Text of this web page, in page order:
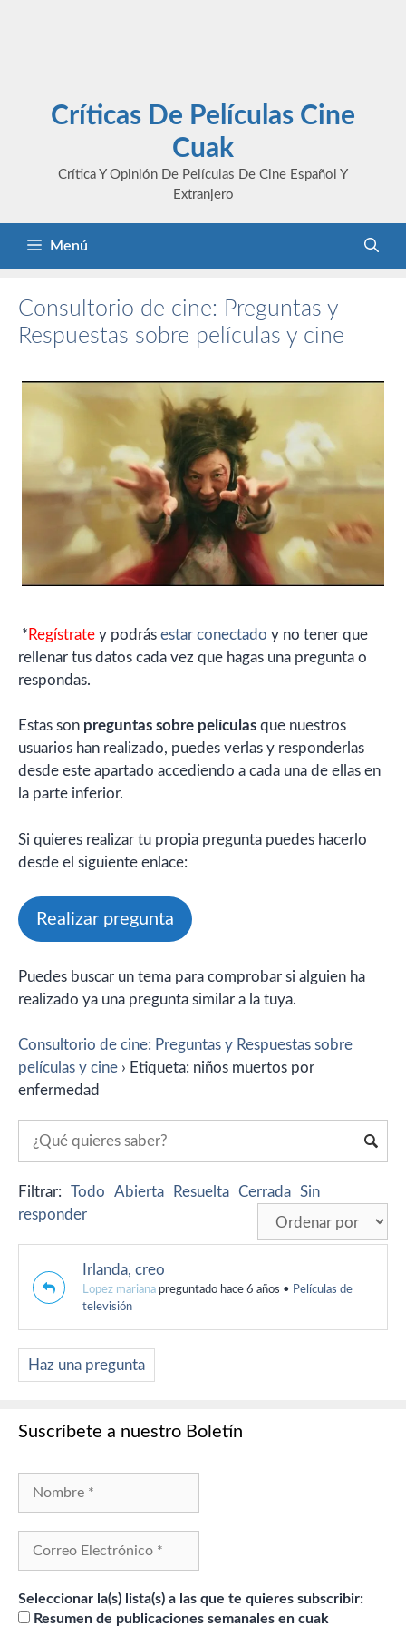
Críticas De Películas Cine
Cuak
Crítica Y Opinión De Películas De Cine Español Y
Extranjero
Menú
Consultorio de cine: Preguntas y
Respuestas sobre películas y cine
* Regístrate y podrás estar conectado y no tener que
rellenar tus datos cada vez que hagas una pregunta o
respondas.
Estas son preguntas sobre películas que nuestros
usuarios han realizado, puedes verlas y responderlas
desde este apartado accediendo a cada una de ellas en
la parte inferior.
Si quieres realizar tu propia pregunta puedes hacerlo
desde el siguiente enlace:
Realizar pregunta
Puedes buscar un tema para comprobar si alguien ha
realizado ya una pregunta similar a la tuya.
Consultorio de cine: Preguntas y Respuestas sobre
películas y cine › Etiqueta: niños muertos por
enfermedad
Filtrar: Todo Abierta Resuelta Cerrada Sin
responder
Irlanda, creo
Lopez mariana preguntado hace 6 años • Películas de
televisión
Haz una pregunta
Suscríbete a nuestro Boletín
Seleccionar la(s) lista(s) a las que te quieres subscribir:
Resumen de publicaciones semanales en cuak